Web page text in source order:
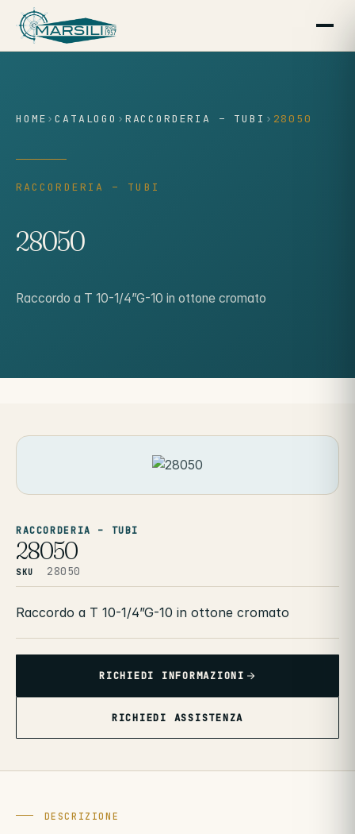
contenuto
HOME ›CATALOGO › RACCORDERIA – TUBI › 28050
RACCORDERIA – TUBI
28050
Raccordo a T 10-1/4”G-10 in ottone cromato
RACCORDERIA – TUBI
28050
SKU 28050
Raccordo a T 10-1/4”G-10 in ottone cromato
RICHIEDI INFORMAZIONI
RICHIEDI ASSISTENZA
DESCRIZIONE